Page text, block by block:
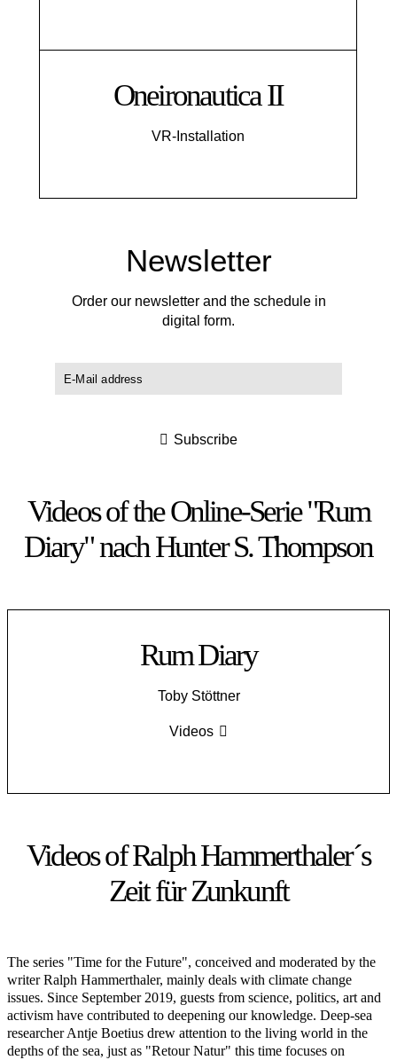
Oneironautica II
VR-Installation
Newsletter
Order our newsletter and the schedule in
digital form.
Subscribe
Videos of the Online-Serie "Rum
Diary" nach Hunter S. Thompson
Rum Diary
Toby Stöttner
Videos
Videos of Ralph Hammerthaler´s
Zeit für Zunkunft
The series "Time for the Future", conceived and moderated by the
writer Ralph Hammerthaler, mainly deals with climate change
issues. Since September 2019, guests from science, politics, art and
activism have contributed to deepening our knowledge. Deep-sea
researcher Antje Boetius drew attention to the living world in the
depths of the sea, just as "Retour Natur" this time focuses on